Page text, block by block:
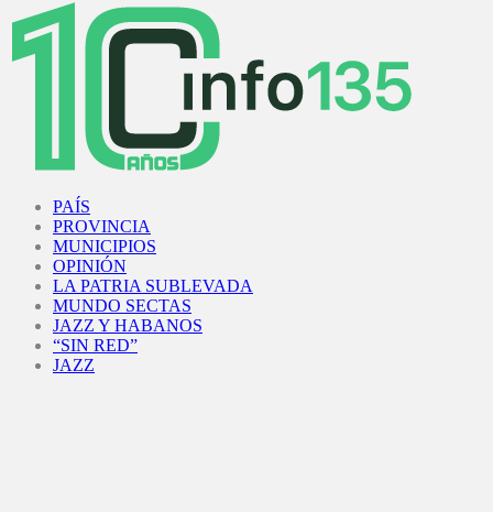
PAÍS
PROVINCIA
MUNICIPIOS
OPINIÓN
LA PATRIA SUBLEVADA
MUNDO SECTAS
JAZZ Y HABANOS
“SIN RED”
JAZZ